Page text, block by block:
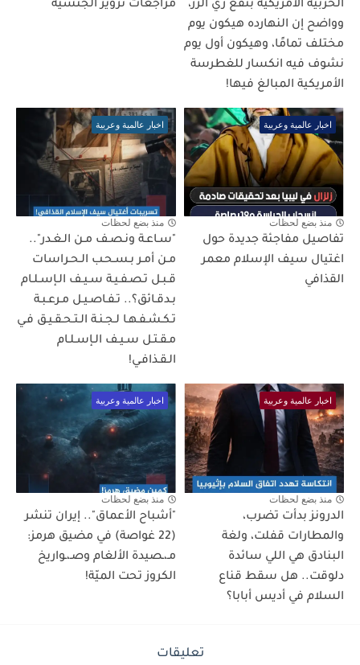
الحربية الأمريكية بتقع زي الرز،
وواضح إن النهارده هيكون يوم
مختلف تمامًا، وهيكون أول يوم
نشوف فيه انكسار للغطرسة
الأمريكية المبالغ فيها!
مراجعات تزوير الجنسية
اخبار عالمية وعربية
منذ بضع لحظات
تفاصيل مفاجئة جديدة حول
اغتيال سيف الإسلام معمر
القذافي
اخبار عالمية وعربية
منذ بضع لحظات
"سـاعـة ونـصـف مـن الـغـدر"..
مـن أمـر بـسـحـب الـحـراسات
قـبـل تـصـفـيـة سـيـف الـإسـلـام
بـدقـائق؟.. تـفـاصـيـل مـرعـبـة
تـكـشـفـهـا لـجـنـة الـتـحـقـيـق فـي
مـقـتـل سـيـف الـإسـلـام
الـقـذافـي!
اخبار عالمية وعربية
منذ بضع لحظات
الدرونز بدأت تضرب،
والمطارات قفلت، ولغة
البنادق هي اللي سائدة
دلوقت.. هل سقط قناع
السلام في أديس أبابا؟
اخبار عالمية وعربية
منذ بضع لحظات
"أشباح الأعماق".. إيران تنشر
(22 غواصة) في مضيق هرمز:
مـ،ـصيدة الألغام وصـ،ـواريخ
الكروز تحت الميّة!
تعليقات